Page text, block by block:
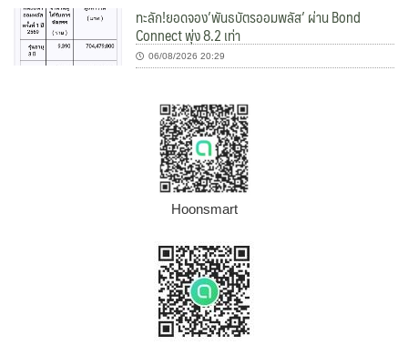
ทะลัก!ยอดจอง’พันธบัตรออมพลัส’ ผ่าน Bond
Connect พุ่ง 8.2 เท่า
06/08/2026 20:29
Hoonsmart